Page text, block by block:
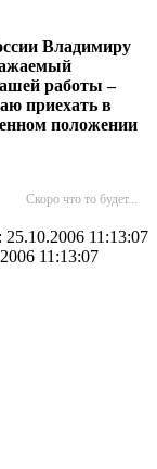
Владимиру
работы –
приехать в
положении
Скоро что то будет...
11:13:07
11:13:07